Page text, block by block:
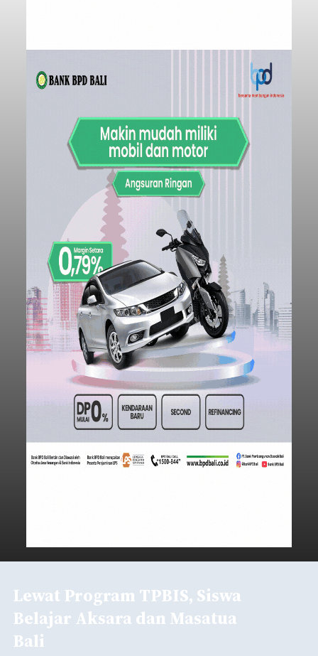
Lewat Program TPBIS, Siswa
Belajar Aksara dan Masatua
Bali